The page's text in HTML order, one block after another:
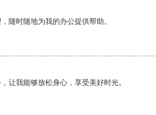
随时随地为我的办公提供帮助。
让我能够放松身心，享受美好时光。